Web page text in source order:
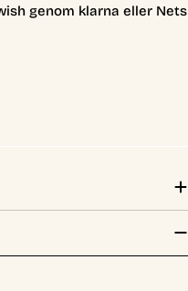
genom klarna eller Nets